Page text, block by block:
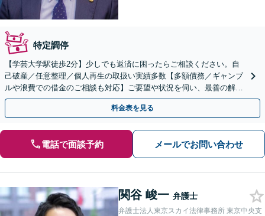
特定調停
【学芸大学駅徒歩2分】少しでも返済に困ったらご相談ください。自
己破産／任意整理／個人再生の取扱い実績多数【多額債務／ギャンブ
ルや浪費での借金のご相談も対応】ご要望や状況を伺い、最善の解決
を目指します
料金表を見る
電話で面談予約 メールでお問い合わせ
関谷 峻一 弁護士
弁護士法人東京スカイ法律事務所 東京中央支